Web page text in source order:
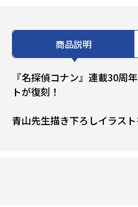
商品説明
『名探偵コナン』連載30周
トが復刻！
青山先生描き下ろしイラス